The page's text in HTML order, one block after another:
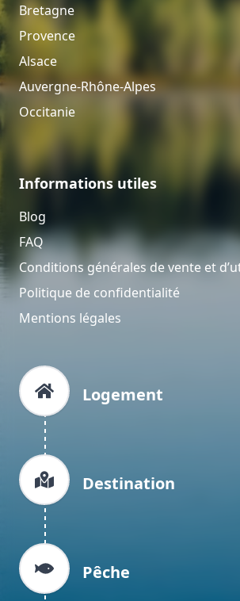
Bretagne
Provence
Alsace
Auvergne-Rhône-Alpes
Occitanie
Informations utiles
Blog
FAQ
Conditions générales de vente et
Politique de confidentialité
Mentions légales
Logement
Destination
Pêche